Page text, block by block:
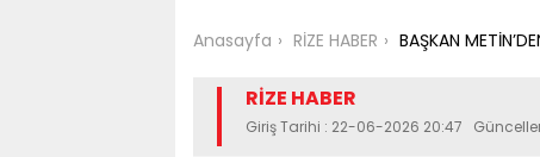
Anasayfa RİZE HABER BAŞKAN
RİZE HABER
Giriş Tarihi : 22-06-2026 20:47